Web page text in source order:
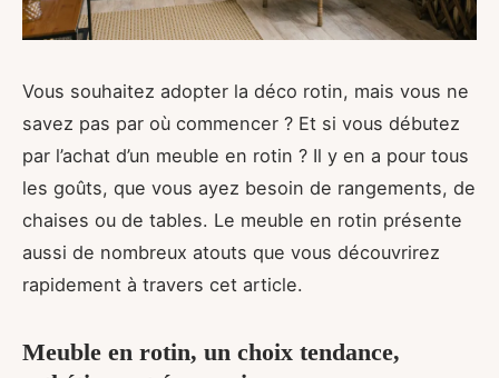
Vous souhaitez adopter la déco rotin, mais vous ne
savez pas par où commencer ? Et si vous débutez
par l’achat d’un meuble en rotin ? Il y en a pour tous
les goûts, que vous ayez besoin de rangements, de
chaises ou de tables. Le meuble en rotin présente
aussi de nombreux atouts que vous découvrirez
rapidement à travers cet article.
Meuble en rotin, un choix tendance,